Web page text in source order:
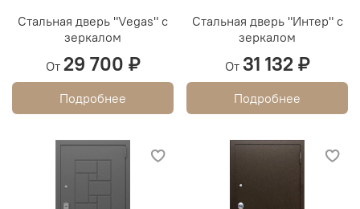
Стальная дверь "Vegas" с
зеркалом
От 29 700 ₽
Подробнее
Стальная дверь "Интер" с
зеркалом
От 31 132 ₽
Подробнее